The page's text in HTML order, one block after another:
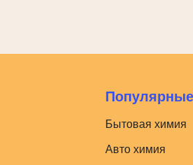
Бытовая химия
Авто химия